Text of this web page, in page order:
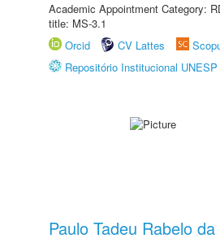
Academic Appointment Category:
title: MS-3.1
Orcid
CV Lattes
Repositório Institucional UNESP
Paulo Tadeu Rabelo